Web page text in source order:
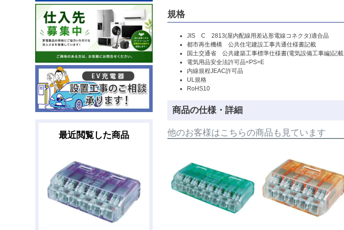
最近閲覧した商品
規格
JIS C 2813(屋内配線用差込形電線コネクタ)適合品
都市再生機構 公共住宅建設工事共通仕様書記載
国土交通省 公共建築工事標準仕様書(電気設備工事編)記載
電気用品安全法許可品<PS>E
内線規程JEAC許可品
UL規格
RoHS10
商品の仕様・詳細
他のお客様はこちらの商品も見ています